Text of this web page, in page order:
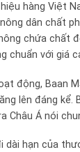
hàng Việt
dân chất
chứa chất
chuẩn với giá
động, Baan
lên đáng
Châu Á nói
dài hạn của